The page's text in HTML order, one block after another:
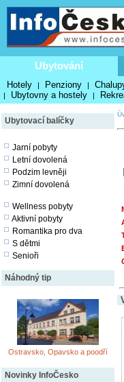
Ubytování
Hotely | Penziony |
| Ubytovny a hostely |
Ubytovací balíčky
Jarní pobyty
Letní dovolená
Podzim levněji
Zimní dovolená
Wellness pobyty
Aktivní pobyty
Romantika pro dva
S dětmi
Senioři
Náhodný tip
Ostravsko, Opavsko a poodří
Novinky InfoČesko